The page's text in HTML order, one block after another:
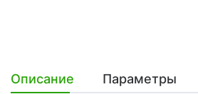
Описание Параметры